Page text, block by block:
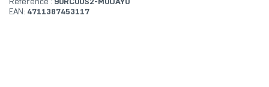
Référence : 90RC00S2-M0UAY0
EAN: 4711387453117